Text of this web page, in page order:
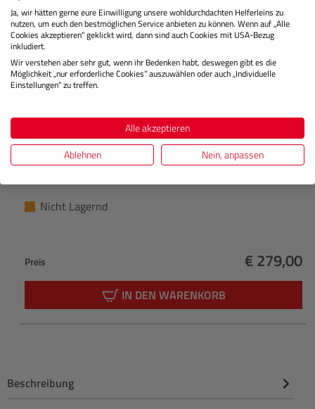
Athena Prime Hartschalenkoffer (9 Objektive)
Nicht Lagernd
Preis
Regulärer
€ 279,00
IN DEN WARENKORB
Beschreibung
Ja, wir hätten gerne eure Einwilligung unsere wohldurchdachten Helferleins zu
nutzen, um euch den bestmöglichen Service anbieten zu können. Wenn auf „Alle
Cookies akzeptieren“ geklickt wird, dann sind auch Cookies mit USA-Bezug
inkludiert.
Wir verstehen aber sehr gut, wenn ihr Bedenken habt, deswegen gibt es die
Möglichkeit „nur erforderliche Cookies“ auszuwählen oder auch „Individuelle
Einstellungen“ zu treffen.
Alle akzeptieren
Ablehnen
Nein, anpassen